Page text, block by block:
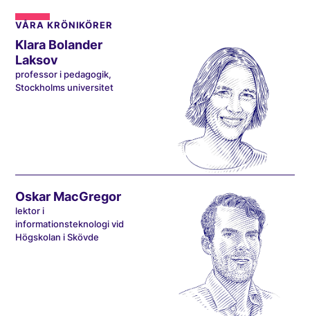
VÅRA KRÖNIKÖRER
Klara Bolander
Laksov
professor i pedagogik,
Stockholms universitet
Oskar MacGregor
lektor i
informationsteknologi vid
Högskolan i Skövde